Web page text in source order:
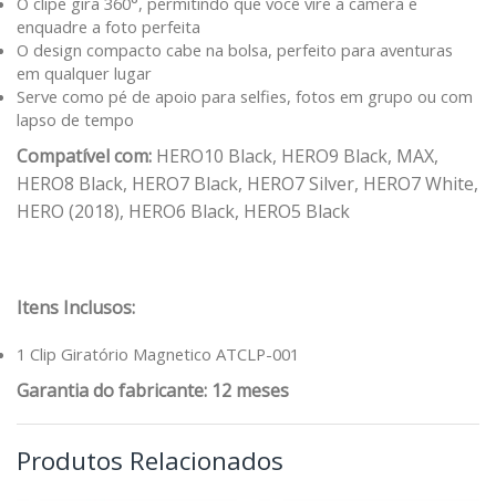
enquadre a foto perfeita
O design compacto cabe na bolsa, perfeito para aventuras
em qualquer lugar
Serve como pé de apoio para selfies, fotos em grupo ou com
lapso de tempo
Compatível com: HERO10 Black, HERO9 Black, MAX,
HERO8 Black, HERO7 Black, HERO7 Silver, HERO7 White,
HERO (2018), HERO6 Black, HERO5 Black
Itens Inclusos:
1 Clip Giratório Magnetico ATCLP-001
Garantia do fabricante: 12 meses
Produtos Relacionados